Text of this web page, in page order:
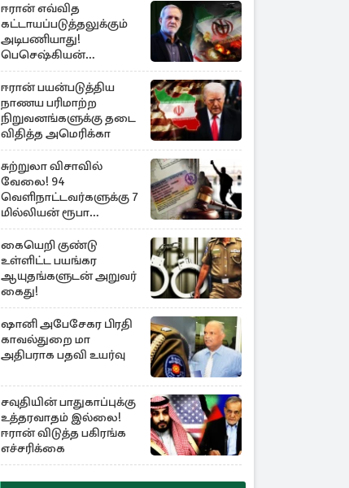
ஈரான் எவ்வித
கட்டாயப்படுத்தலுக்கும்
அடிபணியாது!
பெசெஷ்கியன்
அறிவிப்பு
ஈரான் பயன்படுத்திய
நாணய பரிமாற்ற
நிறுவனங்களுக்கு தடை
விதித்த அமெரிக்கா
சுற்றுலா விசாவில்
வேலை! 94
வெளிநாட்டவர்களுக்கு 7
மில்லியன் ரூபா
அபராதம்
கையெறி குண்டு
உள்ளிட்ட பயங்கர
ஆயுதங்களுடன் அறுவர்
கைது!
ஷானி அபேசேகர பிரதி
காவல்துறை மா
அதிபராக பதவி உயர்வு
சவுதியின் பாதுகாப்புக்கு
உத்தரவாதம் இல்லை!
ஈரான் விடுத்த பகிரங்க
எச்சரிக்கை